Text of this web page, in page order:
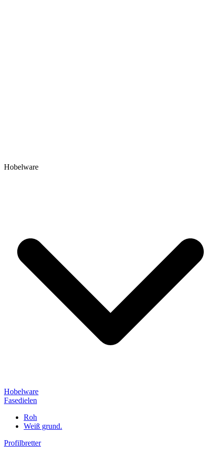
Hobelware
Hobelware
Fasedielen
Roh
Weiß grund.
Profilbretter